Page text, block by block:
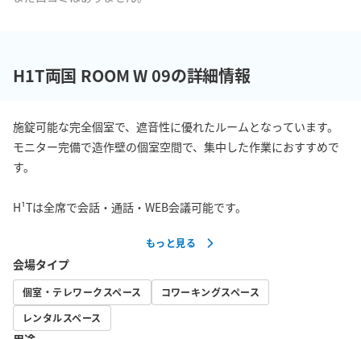
H1T両国 ROOM W 09の詳細情報
施錠可能な完全個室で、遮音性に優れたルームとなっています。
モニター完備で造作壁の個室空間で、集中した作業におすすめで
す。
H¹Tは全席で会話・通話・WEB会議可能です。
もっと見る
会場タイプ
個室・テレワークスペース
コワーキングスペース
レンタルスペース